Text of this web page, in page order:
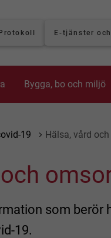
E-tjänster
Bygga, bo och miljö
19 Hälsa, vård
som berör
19.